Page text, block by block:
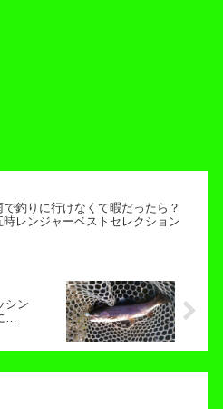
で釣りに行けなくて暇だったら？
時レンジャーベストセレクション
シン
…